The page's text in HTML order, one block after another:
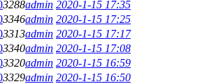
3288admin 2020-1-15 17:35
3346admin 2020-1-15 17:25
3313admin 2020-1-15 17:17
3340admin 2020-1-15 17:08
3320admin 2020-1-15 16:59
3329admin 2020-1-15 16:50